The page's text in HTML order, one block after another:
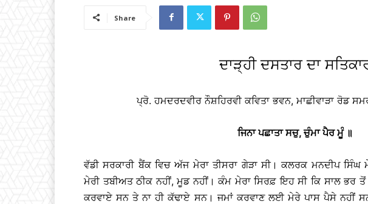
Share
ਦਾੜ੍ਹੀ ਦਸਤਾਰ ਦਾ
ਪ੍ਰੋ. ਹਮਦਰਦਵੀਰ ਨੌਸ਼ਹਿਰਵੀ ਕਵਿਤਾ ਭਵਨ, ਮਾਛੀਵਾੜਾ ਰੋਡ
ਜਿਨਾ ਪਛਾਤਾ ਸਚੁ, ਚੁੰਮਾ ਪੈਰ ਮੂੰ ॥
ਵੱਡੀ ਸਰਕਾਰੀ ਬੈਂਕ ਵਿਚ ਅੱਜ ਮੇਰਾ ਤੀਸਰਾ ਗੇੜਾ ਸੀ। ਕਲਰਕ ਮਨਦੀਪ ਸਿੰਘ
ਮੇਰੀ ਤਬੀਅਤ ਠੀਕ ਨਹੀਂ, ਮੂਡ ਨਹੀਂ। ਕੰਮ ਮੇਰਾ ਸਿਰਫ਼ ਇਹ ਸੀ ਕਿ ਸਾਲ ਭਰ
ਕਰਵਾਏ ਸਨ ਤੇ ਨਾ ਹੀ ਕੱਢਾਏ ਸਨ। ਜਮਾਂ ਕਰਵਾਣ ਲਈ ਮੇਰੇ ਪਾਸ ਪੈਸੇ ਨਹੀਂ